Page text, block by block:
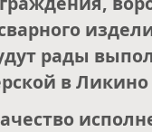
рады
в Ликино